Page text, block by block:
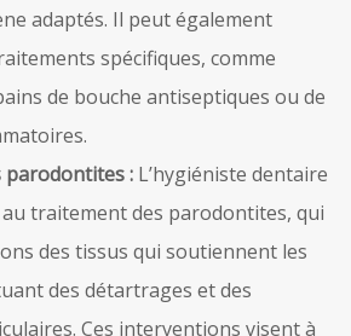
adaptés. Il peut également
spécifiques, comme
de bouche antiseptiques ou de
parodontites : L’hygiéniste dentaire
traitement des parodontites, qui
des tissus qui soutiennent les
des détartrages et des
Ces interventions visent à